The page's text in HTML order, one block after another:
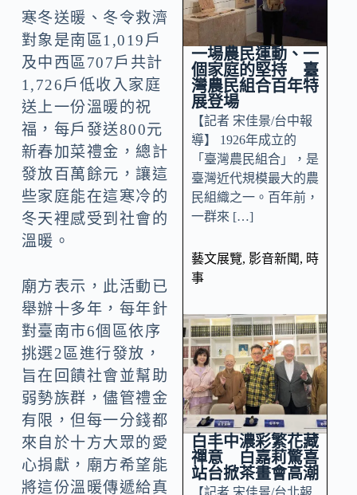
寒冬送暖、冬令救濟
對象是南區1,019戶
及中西區707戶共計
1,726戶低收入家庭
送上一份溫暖的祝
福，每戶發送800元
新春加菜禮金，總計
發放百萬餘元，讓這
些家庭能在這寒冷的
冬天裡感受到社會的
溫暖。
廟方表示，此活動已
舉辦十多年，每年針
對臺南市6個區依序
挑選2區進行發放，
旨在回饋社會並幫助
弱勢族群，儘管禮金
有限，但每一分錢都
來自於十方大眾的愛
心捐獻，廟方希望能
將這份溫暖傳遞給真
一場農民運動、一
個家庭的堅持 臺
灣農民組合百年特
展登場
【記者 宋佳景/台中報
導】 1926年成立的
「臺灣農民組合」，是
臺灣近代規模最大的農
民組織之一。百年前，
一群來 […]
藝文展覽, 影音新聞, 時
事
白丰中濃彩繁花藏
禪意 白嘉莉驚喜
站台掀茶畫會高潮
【記者 宋佳景/台北報